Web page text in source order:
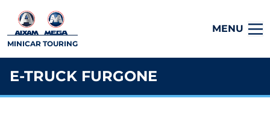
MINICAR TOURING
MENU
E-TRUCK FURGONE